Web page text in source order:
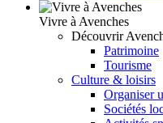
Vivre à Avenches
Découvrir
Patrimoine
Tourisme
Culture & loisirs
Organiser
Sociétés